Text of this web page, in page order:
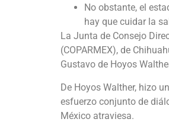
No obstante, el
hay que cuidar la
La Junta de Consejo
(COPARMEX), de
Gustavo de Hoyos
De Hoyos Walther, hizo
esfuerzo conjunto de
México atraviesa.